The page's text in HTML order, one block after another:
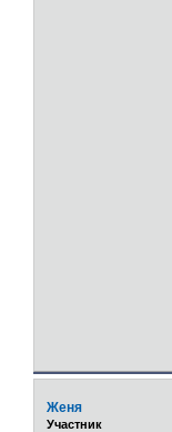
Женя
Участник